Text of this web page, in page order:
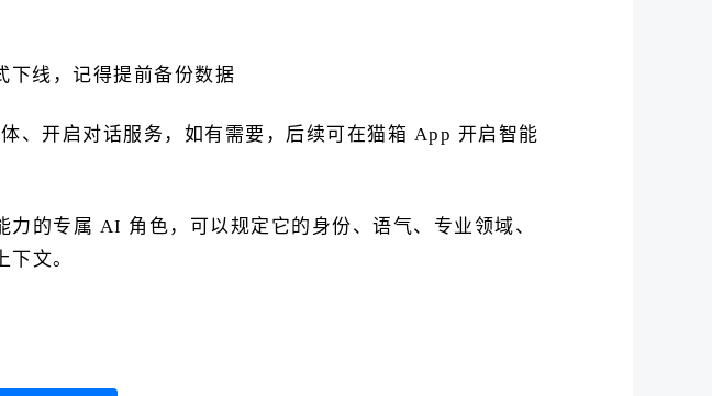
开启对话服务，如有需要，后续可在猫箱 App 开启智能
专属 AI 角色，可以规定它的身份、语气、专业领域、
文。